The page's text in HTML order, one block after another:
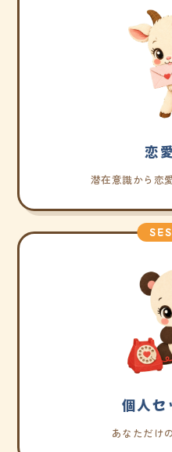
恋
潜在意識から恋
個人セ
あなただけ